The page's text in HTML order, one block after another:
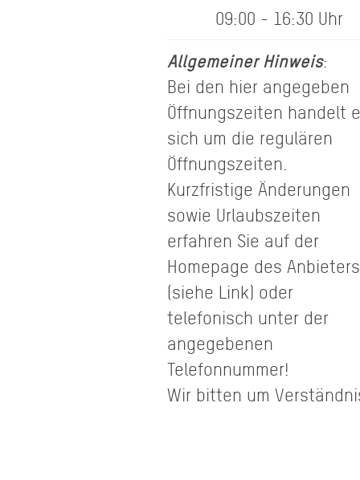
09:00 - 16:30 Uhr
Allgemeiner Hinweis:
Bei den hier angegeben
Öffnungszeiten handelt
sich um die regulären
Öffnungszeiten.
Kurzfristige Änderungen
sowie Urlaubszeiten
erfahren Sie auf der
Homepage des Anbieters
(siehe Link) oder
telefonisch unter der
angegebenen
Telefonnummer!
Wir bitten um